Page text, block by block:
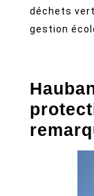
déchets
gestion